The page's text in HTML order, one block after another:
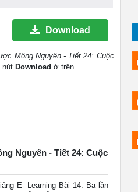
Download
Mông Nguyên - Tiết 24: Cuộc
nút Download ở trên.
Nguyên - Tiết 24: Cuộc
E- Learning Bài 14: Ba lần